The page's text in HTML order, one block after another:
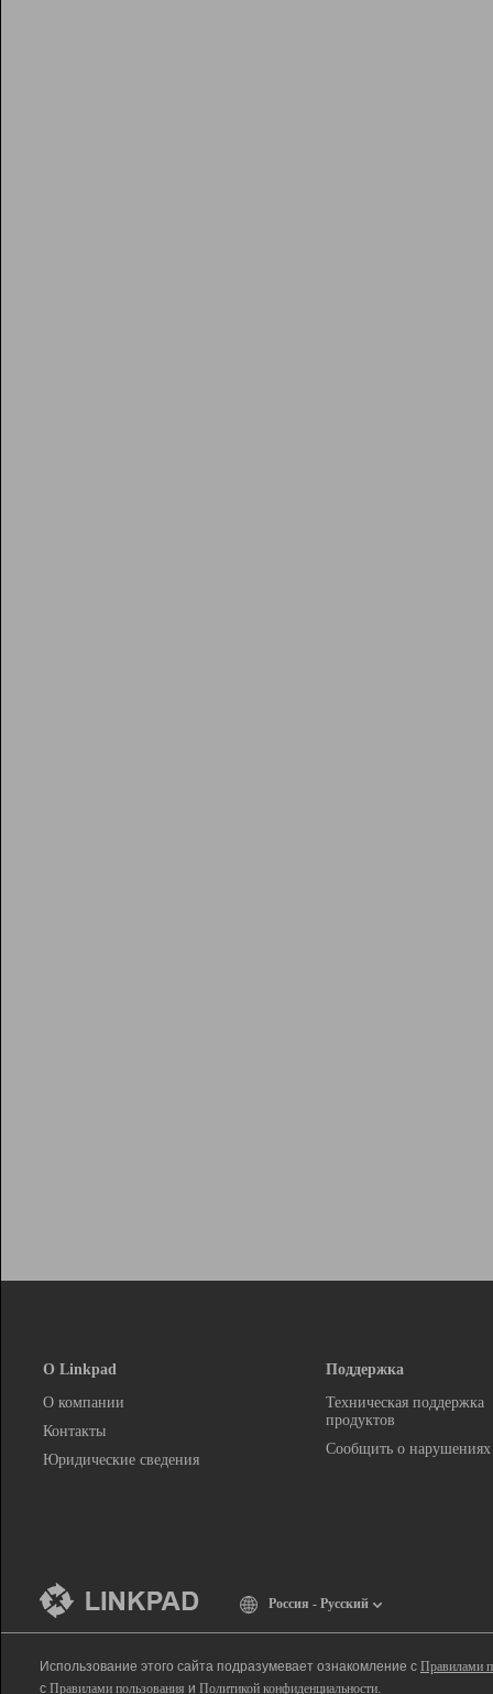
О Linkpad
О компании
Контакты
Юридические сведения
Поддержка
Техническая поддержка
продуктов
Сообщить о нарушениях
Россия - Русский
Использование этого сайта подразумевает ознакомление с Правилами
с Правилами пользования и Политикой конфиденциальности.